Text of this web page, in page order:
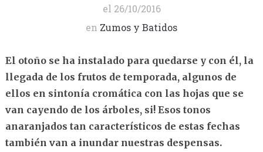
el 26/10/2016
en Zumos y Batidos
El otoño se ha instalado para quedarse y con él, la
llegada de los frutos de temporada, algunos de
ellos en sintonía cromática con las hojas que se
van cayendo de los árboles, si! Esos tonos
anaranjados tan característicos de estas fechas
también van a inundar nuestras despensas.